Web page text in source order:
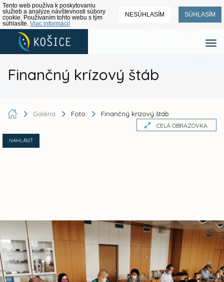
Tento web používa k poskytovaniu
služieb a analýze návštevnosti súbory
cookie. Používaním tohto webu s tým
súhlasíte. Viac informácií
NESÚHLASÍM SÚHLASÍM
Finančný krízový štáb
Galéria Foto Finančný krízový štáb
CELÁ OBRAZOVKA
NAHLÁSIŤ